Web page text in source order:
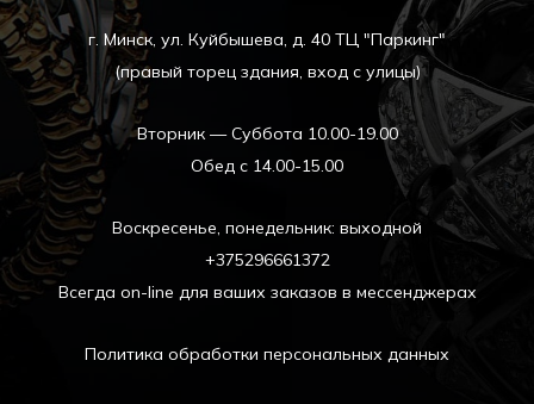
г. Минск, ул. Куйбышева, д. 40 ТЦ "Паркинг"
(правый торец здания, вход с улицы)
Вторник — Суббота 10.00-19.00
Обед с 14.00-15.00
Воскресенье, понедельник: выходной
+375296661372
Всегда on-line для ваших заказов в мессенджерах
Политика обработки персональных данных